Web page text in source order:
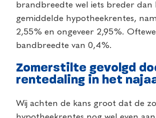
brandbreedte wel iets breder dan
gemiddelde hypotheekrentes,
2,55% en ongeveer 2,95%.
bandbreedte van 0,4%.
Zomerstilte gevolgd
rentedaling in het
Wij achten de kans groot dat de